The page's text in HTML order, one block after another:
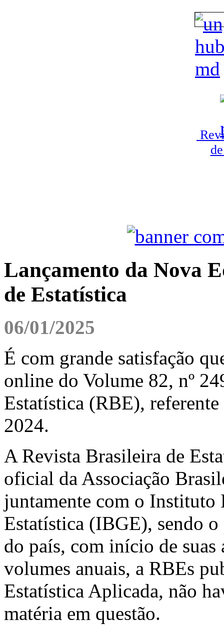
Lançamento da Nova
de Estatística
06/01/2025
É com grande satisfação
online do Volume 82, nº
Estatística (RBE),
2024.
A Revista Brasileira de
oficial da Associação
juntamente com o Instituto
Estatística (IBGE), sendo
do país, com início de
volumes anuais, a RBEs
Estatística Aplicada, não
matéria em questão.